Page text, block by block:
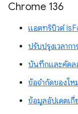
Chrome 136
แอตทริบิวต์
ปรับปรุงเวลาก
บันทึกและคัดล
ข้อจำกัดของโห
ข้อมูลอัปเดตเ